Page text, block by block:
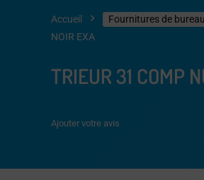
Accueil Fournitures de bureau
NOIR EXA
TRIEUR 31 COMP
Ajouter votre avis